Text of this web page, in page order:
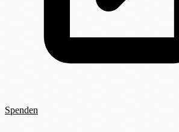
Spenden